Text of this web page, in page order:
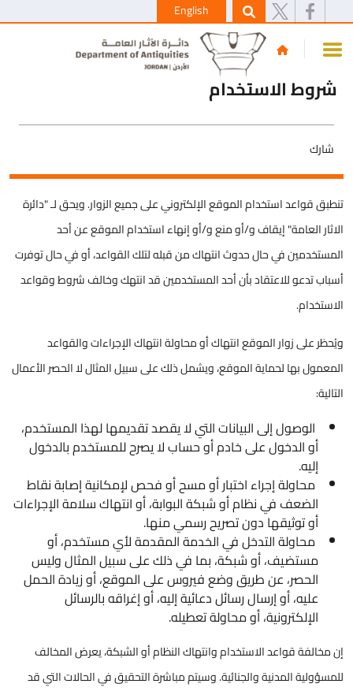
English
شروط الاستخدام
شارك
تنطبق قواعد استخدام الموقع الإلكتروني على جميع الزوار. ويحق لـ "دائرة
الاثار العامة" إيقاف و/أو منع و/أو إنهاء استخدام الموقع عن أحد
المستخدمين في حال حدوث انتهاك من قبله لتلك القواعد، أو في حال توفرت
أسباب تدعو للاعتقاد بأن أحد المستخدمين قد انتهك وخالف شروط وقواعد
الاستخدام.
ويُحظر على زوار الموقع انتهاك أو محاولة انتهاك الإجراءات والقواعد
المعمول بها لحماية الموقع، ويشمل ذلك على سبيل المثال لا الحصر الأعمال
التالية:
الوصول إلى البيانات التي لا يقصد تقديمها لهذا المستخدم،
أو الدخول على خادم أو حساب لا يصرح للمستخدم بالدخول
إليه.
محاولة إجراء اختبار أو مسح أو فحص لإمكانية إصابة نقاط
الضعف في نظام أو شبكة البوابة، أو انتهاك سلامة الإجراءات
أو توثيقها دون تصريح رسمي منها.
محاولة التدخل في الخدمة المقدمة لأي مستخدم، أو
مستضيف، أو شبكة، بما في ذلك على سبيل المثال وليس
الحصر، عن طريق وضع فيروس على الموقع، أو زيادة الحمل
عليه، أو إرسال رسائل دعائية إليه، أو إغراقه بالرسائل
الإلكترونية، أو محاولة تعطيله.​​​​
إن مخالفة قواعد الاستخدام وانتهاك النظام أو الشبكة، يعرض المخالف
للمسؤولية المدنية والجنائية. وسيتم مباشرة التحقيق في الحالات التي قد